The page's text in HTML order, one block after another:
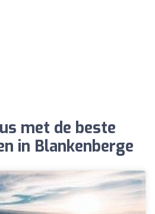
met de beste
in Blankenberge